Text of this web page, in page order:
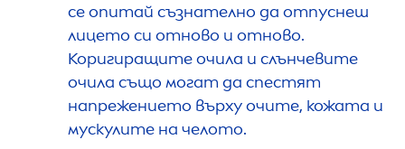
се опитай съзнателно да отпуснеш
лицето си отново и отново.
Коригиращите очила и слънчевите
очила също могат да спестят
напрежението върху очите, кожата и
мускулите на челото.